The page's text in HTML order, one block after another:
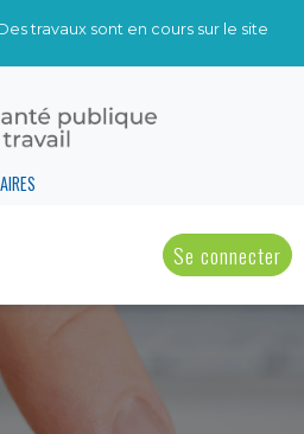
travaux sont en cours sur le site
Se connecter